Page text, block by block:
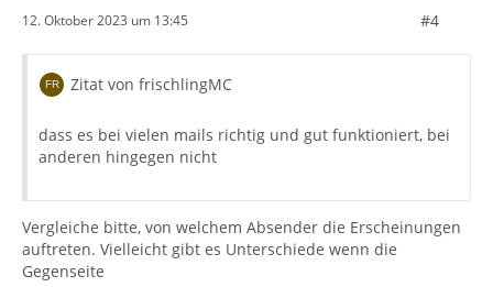
12. Oktober 2023 um 13:45 #4
Zitat von frischlingMC
dass es bei vielen mails richtig und gut funktioniert, bei
anderen hingegen nicht
Vergleiche bitte, von welchem Absender die Erscheinungen
auftreten. Vielleicht gibt es Unterschiede wenn die
Gegenseite